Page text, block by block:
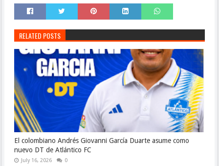
RELATED POSTS
El colombiano Andrés Giovanni García Duarte asume como
nuevo DT de Atlántico FC
July 16, 2026 0